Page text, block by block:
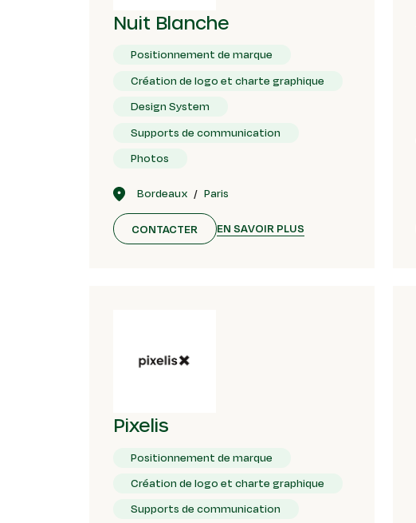
Nuit Blanche
Positionnement de marque
Création de logo et charte graphique
Design System
Supports de communication
Photos
Bordeaux Paris
CONTACTER EN SAVOIR PLUS
Pixelis
Positionnement de marque
Création de logo et charte graphique
Supports de communication